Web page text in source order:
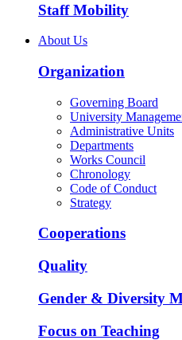
Staff Mobility
About Us
Organization
Governing Board
University
Administrative Units
Departments
Works Council
Chronology
Code of Conduct
Strategy
Cooperations
Quality
Gender & Diversity
Focus on Teaching